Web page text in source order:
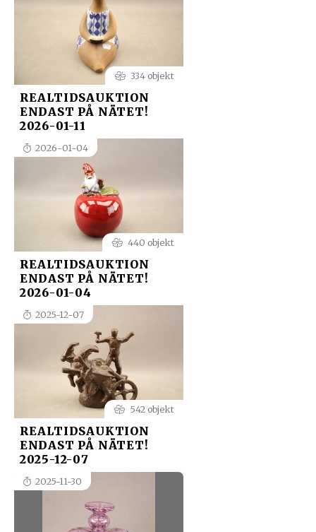
334 objekt
REALTIDSAUKTION
ENDAST PÅ NÄTET!
2026-01-11
2026-01-04
440 objekt
REALTIDSAUKTION
ENDAST PÅ NÄTET!
2026-01-04
2025-12-07
542 objekt
REALTIDSAUKTION
ENDAST PÅ NÄTET!
2025-12-07
2025-11-30